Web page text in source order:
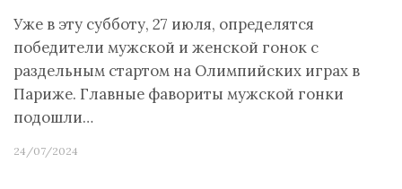
Уже в эту субботу, 27 июля, определятся
победители мужской и женской гонок с
раздельным стартом на Олимпийских играх в
Париже. Главные фавориты мужской гонки
подошли…
24/07/2024